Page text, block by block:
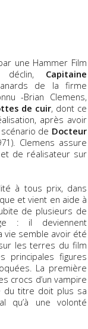
une Hammer Film
Capitaine
de la firme
-Brian Clemens,
de cuir, dont ce
après avoir
de Docteur
Clemens assure
de réalisateur sur
à tous prix, dans
et vient en aide à
de plusieurs de
: il deviennent
vie semble avoir été
les terres du film
principales figures
La première
crocs d’un vampire
du titre doit plus sa
qu’à une volonté